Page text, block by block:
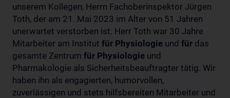
unserem Kollegen, Herrn Fachoberinspektor Jürgen
Toth, der am 21. Mai 2023 im Alter von 51 Jahren
unerwartet verstorben ist. Herr Toth war 30 Jahre
Mitarbeiter am Institut für Physiologie und für das
gesamte Zentrum für Physiologie und
Pharmakologie als Sicherheitsbeauftragter tätig. Wir
haben ihn als engagierten, humorvollen,
zuverlässigen und stets hilfsbereiten Mitarbeiter und